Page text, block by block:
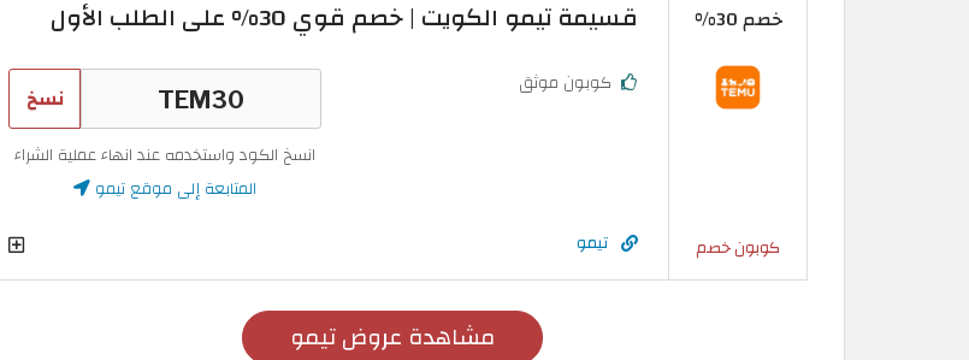
خصم 30%
كوبون خصم
قسيمة تيمو الكويت | خصم قوي 30% على الطلب الأول
كوبون موثق نسخ
انسخ الكود واستخدمه عند انهاء عملية الشراء
المتابعة إلى موقع تيمو
تيمو
مشاهدة عروض تيمو